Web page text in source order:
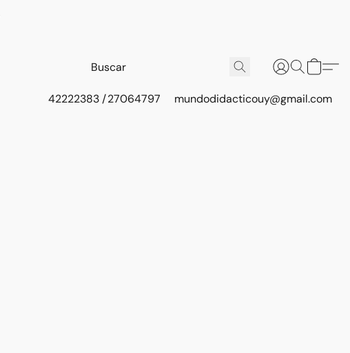
42222383 / 27064797 mundodidacticouy@gmail.com